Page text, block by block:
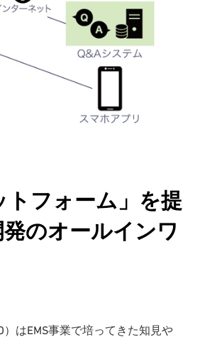
トフォーム」を提
のオールインワ
はEMS事業で培ってきた知見や